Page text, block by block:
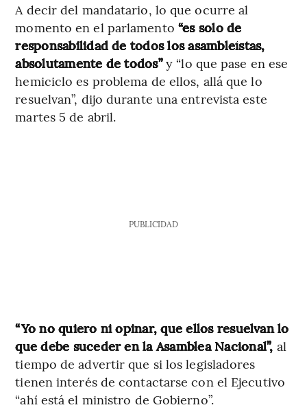
A decir del mandatario, lo que ocurre al
momento en el parlamento “es solo de
responsabilidad de todos los asambleístas,
absolutamente de todos”y “lo que pase en ese
hemiciclo es problema de ellos, allá que lo
resuelvan”, dijo durante una entrevista este
martes 5 de abril.
PUBLICIDAD
“Yo no quiero ni opinar, que ellos resuelvan lo
que debe suceder en la Asamblea Nacional”, al
tiempo de advertir que si los legisladores
tienen interés de contactarse con el Ejecutivo
“ahí está el ministro de Gobierno”.